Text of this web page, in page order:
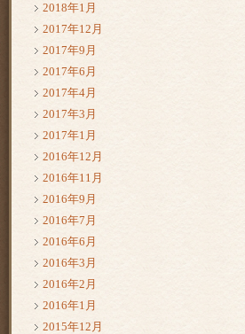
2018年1月
2017年12月
2017年9月
2017年6月
2017年4月
2017年3月
2017年1月
2016年12月
2016年11月
2016年9月
2016年7月
2016年6月
2016年3月
2016年2月
2016年1月
2015年12月